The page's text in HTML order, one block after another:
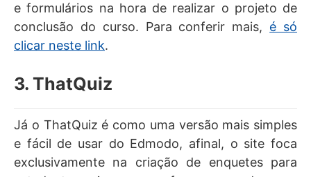
e formulários na hora de realizar o projeto de
conclusão do curso. Para conferir mais, é só
clicar neste link.
3. ThatQuiz
Já o ThatQuiz é como uma versão mais simples
e fácil de usar do Edmodo, afinal, o site foca
exclusivamente na criação de enquetes para